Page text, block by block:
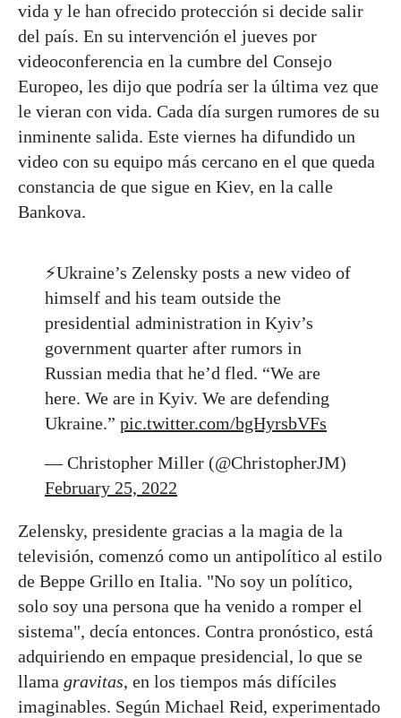
vida y le han ofrecido protección si decide salir
del país. En su intervención el jueves por
videoconferencia en la cumbre del Consejo
Europeo, les dijo que podría ser la última vez que
le vieran con vida. Cada día surgen rumores de su
inminente salida. Este viernes ha difundido un
video con su equipo más cercano en el que queda
constancia de que sigue en Kiev, en la calle
Bankova.
⚡️Ukraine’s Zelensky posts a new video of
himself and his team outside the
presidential administration in Kyiv’s
government quarter after rumors in
Russian media that he’d fled. “We are
here. We are in Kyiv. We are defending
Ukraine.” pic.twitter.com/bgHyrsbVFs
— Christopher Miller (@ChristopherJM)
February 25, 2022
Zelensky, presidente gracias a la magia de la
televisión, comenzó como un antipolítico al estilo
de Beppe Grillo en Italia. "No soy un político,
solo soy una persona que ha venido a romper el
sistema", decía entonces. Contra pronóstico, está
adquiriendo en empaque presidencial, lo que se
llama gravitas, en los tiempos más difíciles
imaginables. Según Michael Reid, experimentado